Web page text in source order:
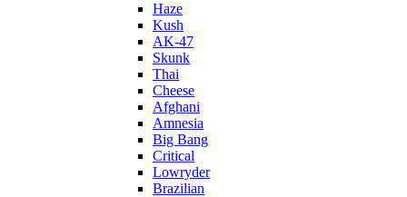
Haze
Kush
AK-47
Skunk
Thai
Cheese
Afghani
Amnesia
Big Bang
Critical
Lowryder
Brazilian